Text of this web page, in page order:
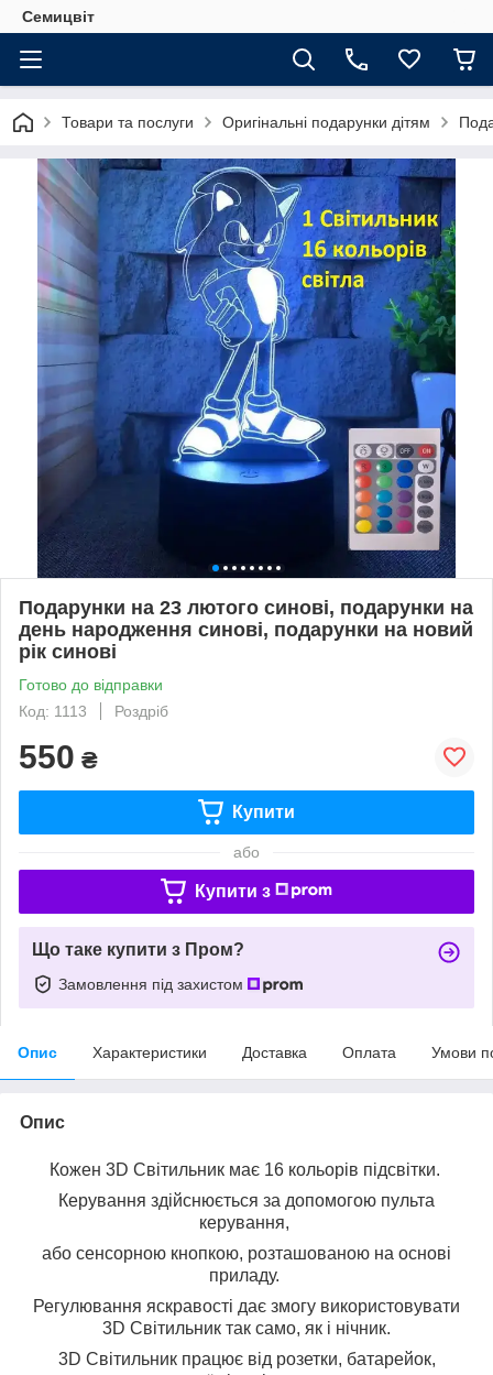
Семицвіт
Товари та послуги Оригінальні подарунки дітям
Подарунки на 23 лютого синові, подарунки на
день народження синові, подарунки на новий
рік синові
Готово до відправки
Код: 1113
Роздріб
550 ₴
Купити
або
Купити з
Що таке купити з Пром?
Замовлення під захистом
Опис Характеристики Доставка Оплата Умови
Опис
Кожен 3D Світильник має 16 кольорів підсвітки.
Керування здійснюється за допомогою пульта
керування,
або сенсорною кнопкою, розташованою на основі
приладу.
Регулювання яскравості дає змогу використовувати
3D Світильник так само, як і нічник.
3D Світильник працює від розетки, батарейок,